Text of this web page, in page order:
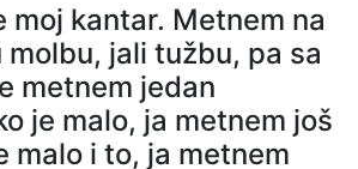
moj kantar. Metnem na
jali tužbu, pa sa
metnem jedan
je malo, ja metnem još
malo i to, ja metnem